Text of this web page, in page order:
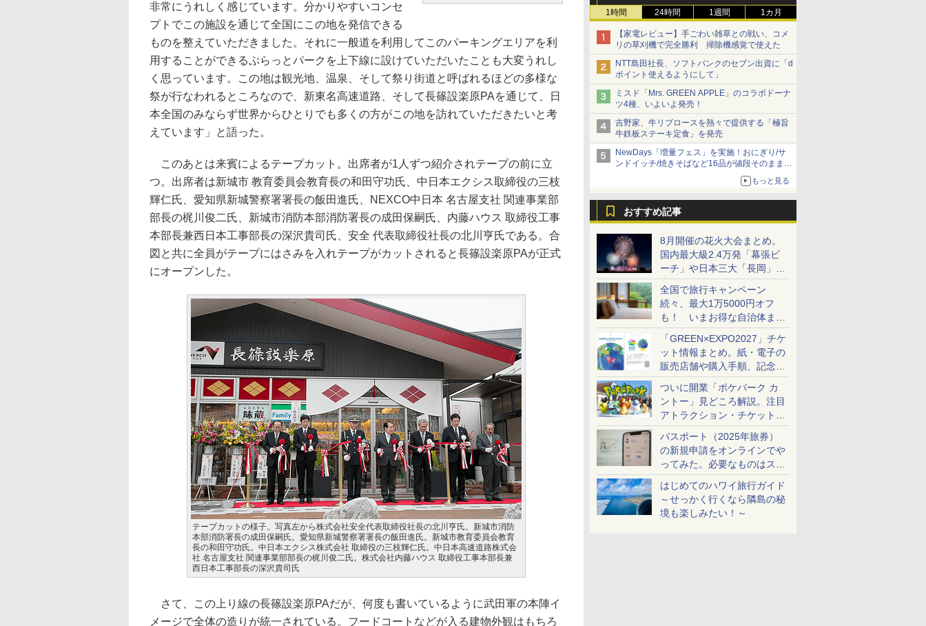
1時間 24時間 1週間 1カ月
【家電レビュー】手ごわい雑草との戦い、コメ
リの草刈機で完全勝利 掃除機感覚で使えた
NTT島田社長、ソフトバンクのセブン出資に「d
ポイント使えるようにして」
ミスド「Mrs. GREEN APPLE」のコラボドーナ
ツ4種、いよいよ発売！
吉野家、牛リブロースを熱々で提供する「極旨
牛鉄板ステーキ定食」を発売
NewDays「増量フェス」を実施！おにぎり/サ
ンドイッチ/焼きそばなど16品が値段そのままで
もっと見る
おすすめ記事
8月開催の花火大会まとめ。
国内最大級2.4万発「幕張ビ
ーチ」や日本三大「長岡」な
ど大型イベント目白押し！
全国で旅行キャンペーン
続々、最大1万5000円オフ
も！ いまお得な自治体まと
め
「GREEN×EXPO2027」チケ
ット情報まとめ。紙・電子の
販売店舗や購入手順、記念チ
ケットも解説
ついに開業「ポケパーク カ
ントー」見どころ解説。注目
アトラクション・チケット手
配・来場前に必要な準備は？
パスポート（2025年旅券）
の新規申請をオンラインでや
ってみた。必要なものはスマ
ホとマイナカードのみ
はじめてのハワイ旅行ガイド
～せっかく行くなら隣島の秘
境も楽しみたい！～
非常にうれしく感じています。分かりやすいコンセ
プトでこの施設を通じて全国にこの地を発信できる
ものを整えていただきました。それに一般道を利用してこのパーキングエリアを利
用することができるぷらっとパークを上下線に設けていただいたことも大変うれし
く思っています。この地は観光地、温泉、そして祭り街道と呼ばれるほどの多様な
祭が行なわれるところなので、新東名高速道路、そして長篠設楽原PAを通じて、日
本全国のみならず世界からひとりでも多くの方がこの地を訪れていただきたいと考
えています」と語った。
このあとは来賓によるテープカット。出席者が1人ずつ紹介されテープの前に立
つ。出席者は新城市 教育委員会教育長の和田守功氏、中日本エクシス取締役の三枝
輝仁氏、愛知県新城警察署署長の飯田進氏、NEXCO中日本 名古屋支社 関連事業部
部長の梶川俊二氏、新城市消防本部消防署長の成田保嗣氏、内藤ハウス 取締役工事
本部長兼西日本工事部長の深沢貴司氏、安全 代表取締役社長の北川亨氏である。合
図と共に全員がテープにはさみを入れテープがカットされると長篠設楽原PAが正式
にオープンした。
テープカットの様子。写真左から株式会社安全代表取締役社長の北川亨氏。新城市消防
本部消防署長の成田保嗣氏。愛知県新城警察署署長の飯田進氏。新城市教育委員会教育
長の和田守功氏。中日本エクシス株式会社 取締役の三枝輝仁氏。中日本高速道路株式会
社 名古屋支社 関連事業部部長の梶川俊二氏。株式会社内藤ハウス 取締役工事本部長兼
西日本工事部長の深沢貴司氏
さて、この上り線の長篠設楽原PAだが、何度も書いているように武田軍の本陣イ
メージで全体の造りが統一されている。フードコートなどが入る建物外観はもちろ